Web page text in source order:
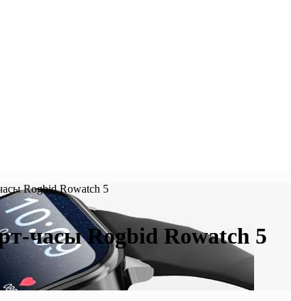
Rogbid Rowatch 5
часы Rogbid Rowatch 5